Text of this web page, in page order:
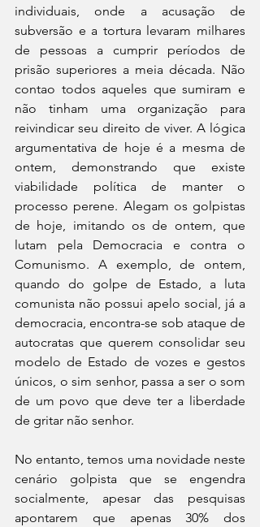
individuais, onde a acusação de
subversão e a tortura levaram milhares
de pessoas a cumprir períodos de
prisão superiores a meia década. Não
contao todos aqueles que sumiram e
não tinham uma organização para
reivindicar seu direito de viver. A lógica
argumentativa de hoje é a mesma de
ontem, demonstrando que existe
viabilidade política de manter o
processo perene. Alegam os golpistas
de hoje, imitando os de ontem, que
lutam pela Democracia e contra o
Comunismo. A exemplo, de ontem,
quando do golpe de Estado, a luta
comunista não possui apelo social, já a
democracia, encontra-se sob ataque de
autocratas que querem consolidar seu
modelo de Estado de vozes e gestos
únicos, o sim senhor, passa a ser o som
de um povo que deve ter a liberdade
de gritar não senhor.
No entanto, temos uma novidade neste
cenário golpista que se engendra
socialmente, apesar das pesquisas
apontarem que apenas 30% dos